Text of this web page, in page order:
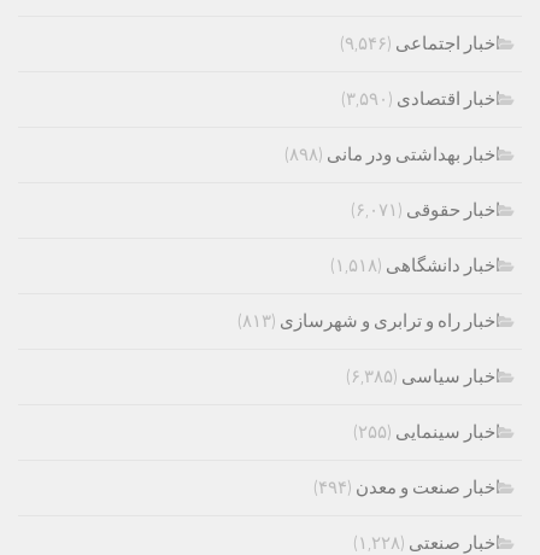
اخبار اجتماعی (۹,۵۴۶)
اخبار اقتصادی (۳,۵۹۰)
اخبار بهداشتی ودر مانی (۸۹۸)
اخبار حقوقی (۶,۰۷۱)
اخبار دانشگاهی (۱,۵۱۸)
اخبار راه و ترابری و شهرسازی (۸۱۳)
اخبار سیاسی (۶,۳۸۵)
اخبار سینمایی (۲۵۵)
اخبار صنعت و معدن (۴۹۴)
اخبار صنعتی (۱,۲۲۸)